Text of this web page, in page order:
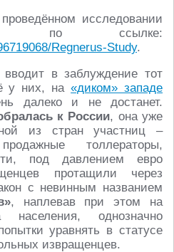
исследовании
по ссылке:
Regnerus-Study.
вводит в заблуждение тот
у них, на«диком» западе
далеко и не достанет.
к России, она уже
из стран участниц –
толлераторы,
под давлением евро
протащили через
с невинным названием
, наплевав при этом на
населения, однозначно
уравнять в статусе
извращенцев.